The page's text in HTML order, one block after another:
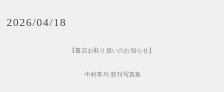
2026/04/18
【書店お取り扱いのお知らせ】
中村享均 新刊写真集